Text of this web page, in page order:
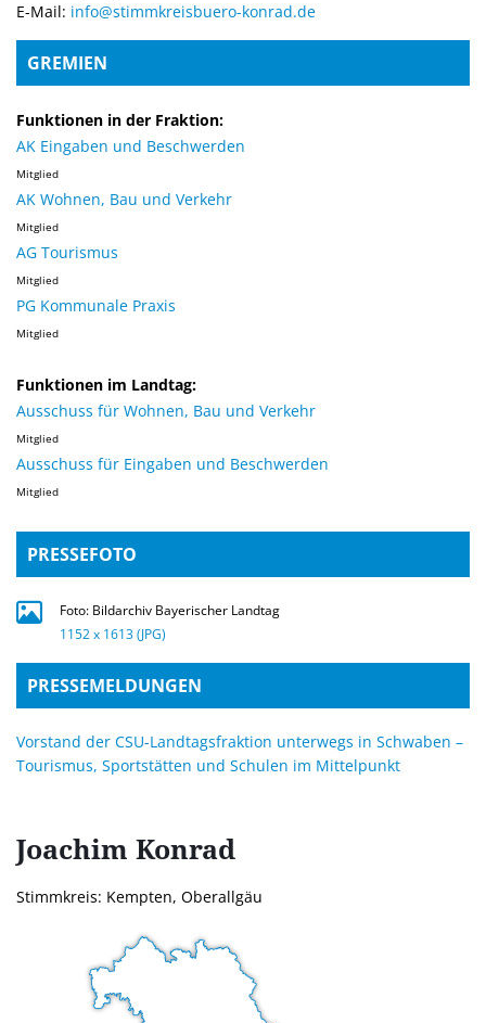
E-Mail: info@stimmkreisbuero-konrad.de
GREMIEN
Funktionen in der Fraktion:
AK Eingaben und Beschwerden
Mitglied
AK Wohnen, Bau und Verkehr
Mitglied
AG Tourismus
Mitglied
PG Kommunale Praxis
Mitglied
Funktionen im Landtag:
Ausschuss für Wohnen, Bau und Verkehr
Mitglied
Ausschuss für Eingaben und Beschwerden
Mitglied
PRESSEFOTO
Foto: Bildarchiv Bayerischer Landtag
1152 x 1613 (JPG)
PRESSEMELDUNGEN
Vorstand der CSU-Landtagsfraktion unterwegs in Schwaben –
Tourismus, Sportstätten und Schulen im Mittelpunkt
Joachim Konrad
Stimmkreis: Kempten, Oberallgäu